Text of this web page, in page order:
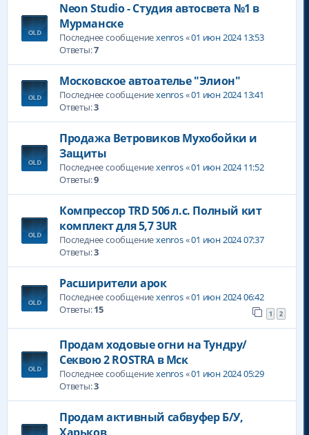
Neon Studio - Студия автосвета №1 в
Мурманске
Последнее сообщениеxenros«01 июн 2024 13:53
Ответы:7
Московское автоателье "Элион"
Последнее сообщениеxenros«01 июн 2024 13:41
Ответы:3
Продажа Ветровиков Мухобойки и
Защиты
Последнее сообщениеxenros«01 июн 2024 11:52
Ответы:9
Компрессор TRD 506 л.с. Полный кит
комплект для 5,7 3UR
Последнее сообщениеxenros«01 июн 2024 07:37
Ответы:3
Расширители арок
Последнее сообщениеxenros«01 июн 2024 06:42
Ответы:15 1 2
Продам ходовые огни на Тундру/
Секвою 2 ROSTRA в Мск
Последнее сообщениеxenros«01 июн 2024 05:29
Ответы:3
Продам активный сабвуфер Б/У,
Харьков